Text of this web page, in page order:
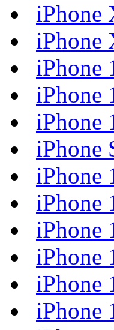
iPhone
iPhone
iPhone
iPhone
iPhone
iPhone
iPhone
iPhone
iPhone
iPhone
iPhone
iPhone